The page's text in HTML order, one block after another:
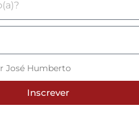
José Humberto
Inscrever